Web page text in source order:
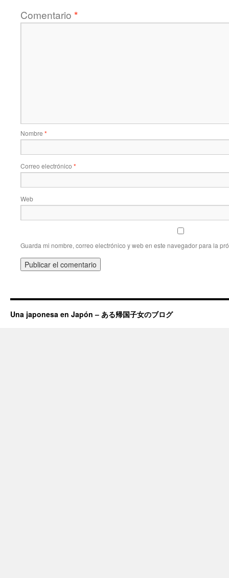
Comentario *
Nombre *
Correo electrónico *
Web
Guarda mi nombre, correo electrónico y web en este navegador para la
Una japonesa en Japón – ある帰国子女のブログ